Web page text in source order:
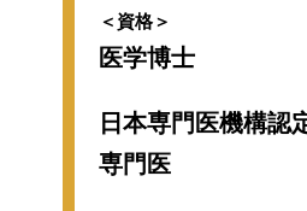
＜資格＞
医学博士
日本専門医機構認
専門医